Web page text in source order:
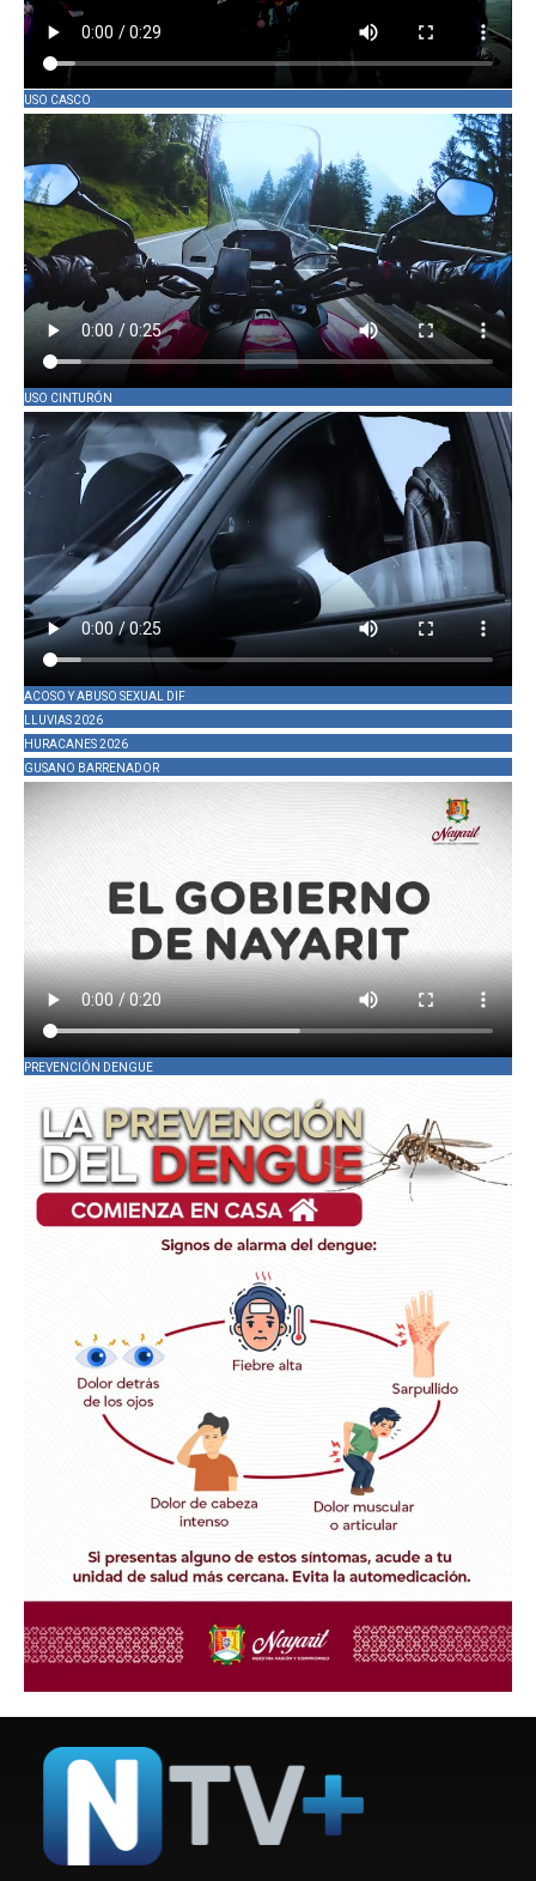
USO CASCO
USO CINTURÓN
ACOSO Y ABUSO SEXUAL DIF
LLUVIAS 2026
HURACANES 2026
GUSANO BARRENADOR
PREVENCIÓN DENGUE